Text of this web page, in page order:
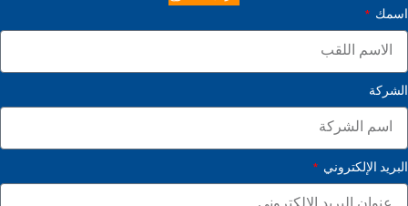
اسمك
الشركة
البريد الإلكتروني